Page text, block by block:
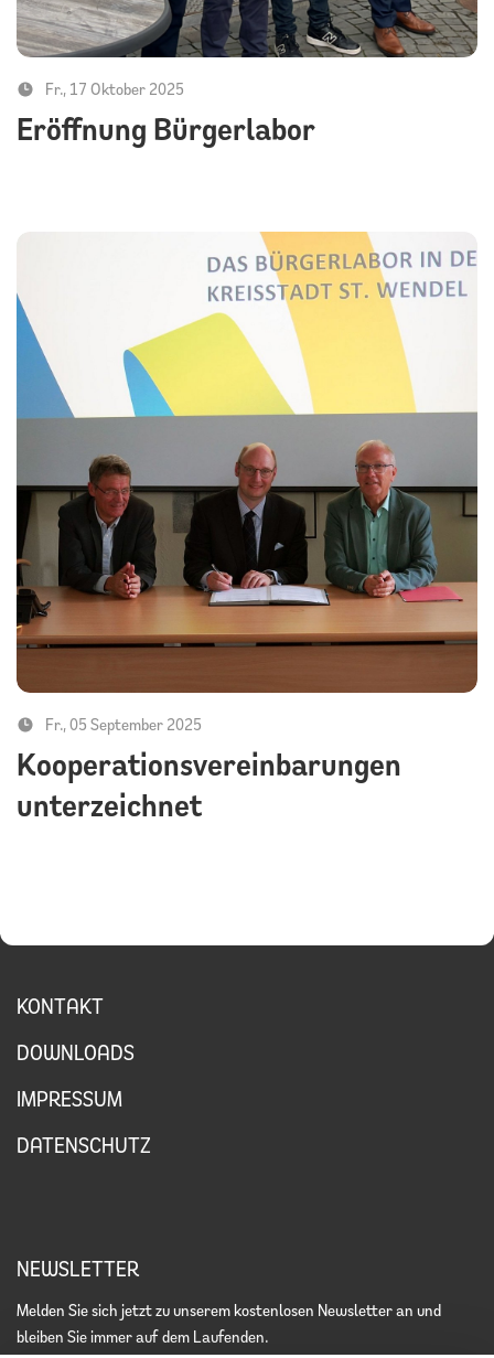
Fr., 17 Oktober 2025
Eröffnung Bürgerlabor
Fr., 05 September 2025
Kooperationsvereinbarungen
unterzeichnet
KONTAKT
DOWNLOADS
IMPRESSUM
DATENSCHUTZ
NEWSLETTER
Melden Sie sich jetzt zu unserem kostenlosen Newsletter an und
bleiben Sie immer auf dem Laufenden.